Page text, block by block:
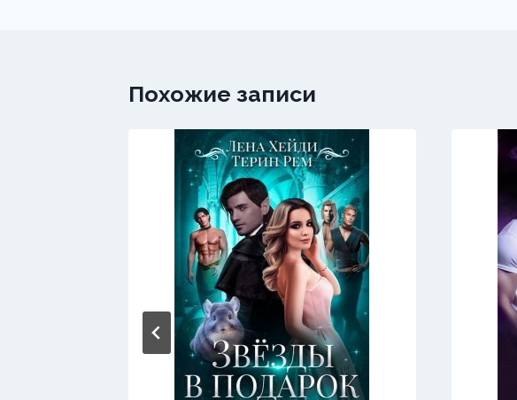
Похожие записи